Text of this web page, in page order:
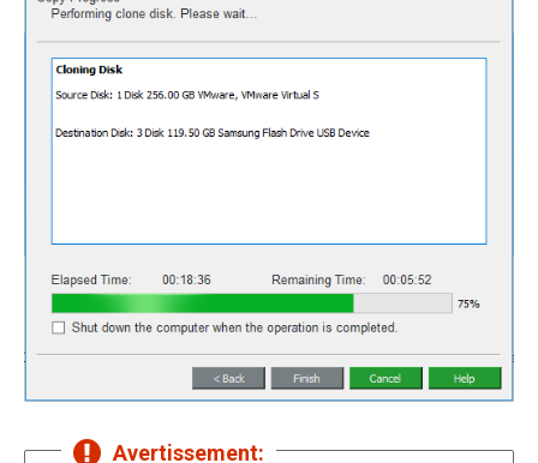
Avertissement: